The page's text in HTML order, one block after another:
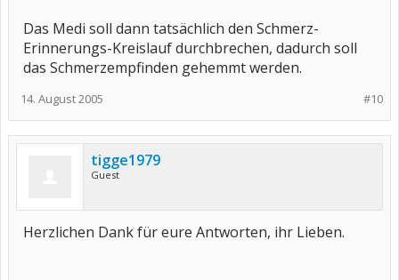
Das Medi soll dann tatsächlich den Schmerz-
Erinnerungs-Kreislauf durchbrechen, dadurch soll
das Schmerzempfinden gehemmt werden.
#10
14. August 2005
tigge1979
Guest
Herzlichen Dank für eure Antworten, ihr Lieben.